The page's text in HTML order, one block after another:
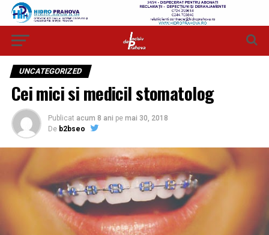
UNCATEGORIZED
Cei mici si medicil stomatolog
Publicat acum 8 ani pe mai 30, 2018
De b2bseo